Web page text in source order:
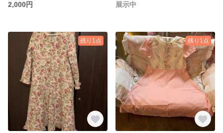
2,000円 展示中
残り1点 残り1点